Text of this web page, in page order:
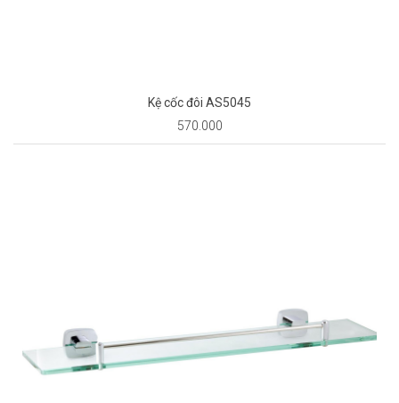
Kệ cốc đôi AS5045
570.000